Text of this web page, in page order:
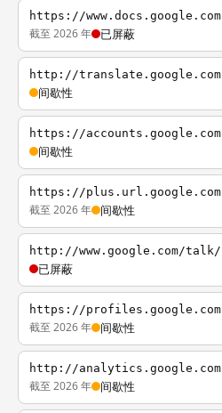
https://www.docs.google.com
截至 2026 年 已屏蔽
http://translate.google.com
间歇性
https://accounts.google.com
间歇性
https://plus.url.google.com
截至 2026 年 间歇性
http://www.google.com/talk/
已屏蔽
https://profiles.google.com
截至 2026 年 间歇性
http://analytics.google.com
截至 2026 年 间歇性